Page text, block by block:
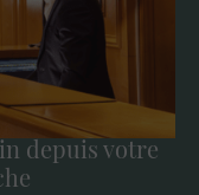
depuis votre